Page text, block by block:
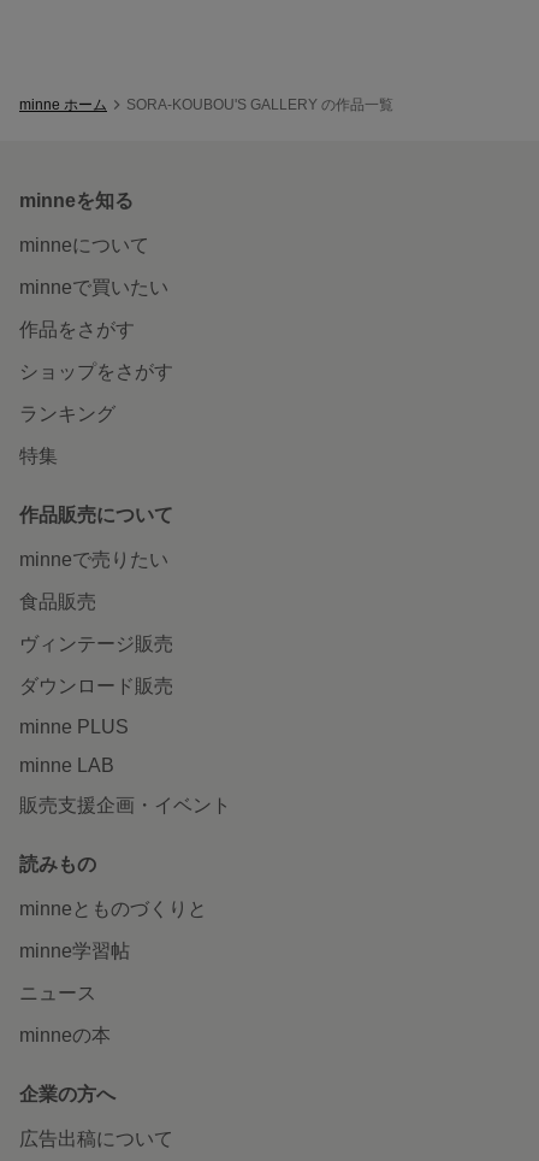
minne ホーム SORA-KOUBOU'S GALLERY の作品一覧
minneを知る
minneについて
minneで買いたい
作品をさがす
ショップをさがす
ランキング
特集
作品販売について
minneで売りたい
食品販売
ヴィンテージ販売
ダウンロード販売
minne PLUS
minne LAB
販売支援企画・イベント
読みもの
minneとものづくりと
minne学習帖
ニュース
minneの本
企業の方へ
広告出稿について